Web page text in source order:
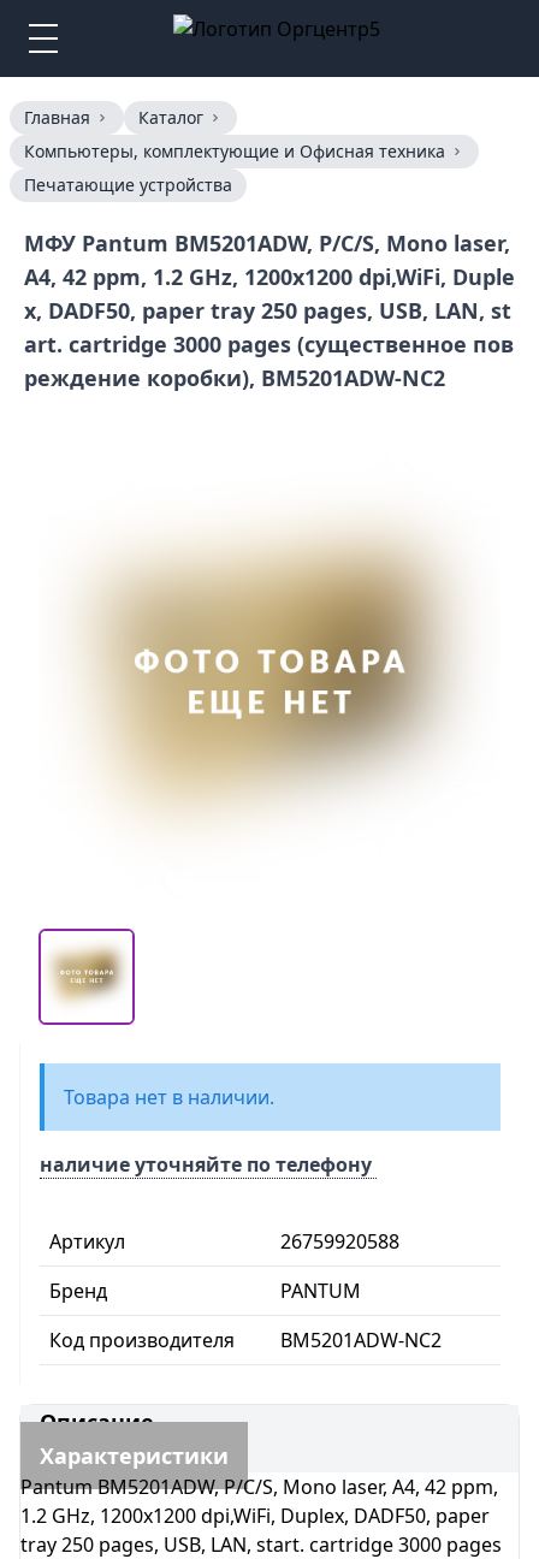
Главная
Каталог
Компьютеры, комплектующие и Офисная техника
Печатающие устройства
МФУ Pantum BM5201ADW, P/C/S, Mono laser,
A4, 42 ppm, 1.2 GHz, 1200x1200 dpi,WiFi, Duple
x, DADF50, paper tray 250 pages, USB, LAN, st
art. cartridge 3000 pages (существенное пов
реждение коробки), BM5201ADW-NC2
Артикул
26759920588
Бренд
PANTUM
Код производителя
BM5201ADW-NC2
Товара нет в наличии.
наличие уточняйте по телефону
Описание
Характеристики
Pantum BM5201ADW, P/C/S, Mono laser, A4, 42 ppm,
1.2 GHz, 1200x1200 dpi,WiFi, Duplex, DADF50, paper
tray 250 pages, USB, LAN, start. cartridge 3000 pages